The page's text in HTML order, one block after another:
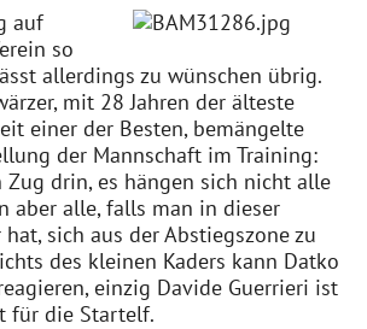
auf
so
allerdings zu wünschen übrig.
mit 28 Jahren der älteste
einer der Besten, bemängelte
der Mannschaft im Training:
Zug drin, es hängen sich nicht alle
aber alle, falls man in dieser
sich aus der Abstiegszone zu
des kleinen Kaders kann Datko
einzig Davide Guerrieri ist
für die Startelf.